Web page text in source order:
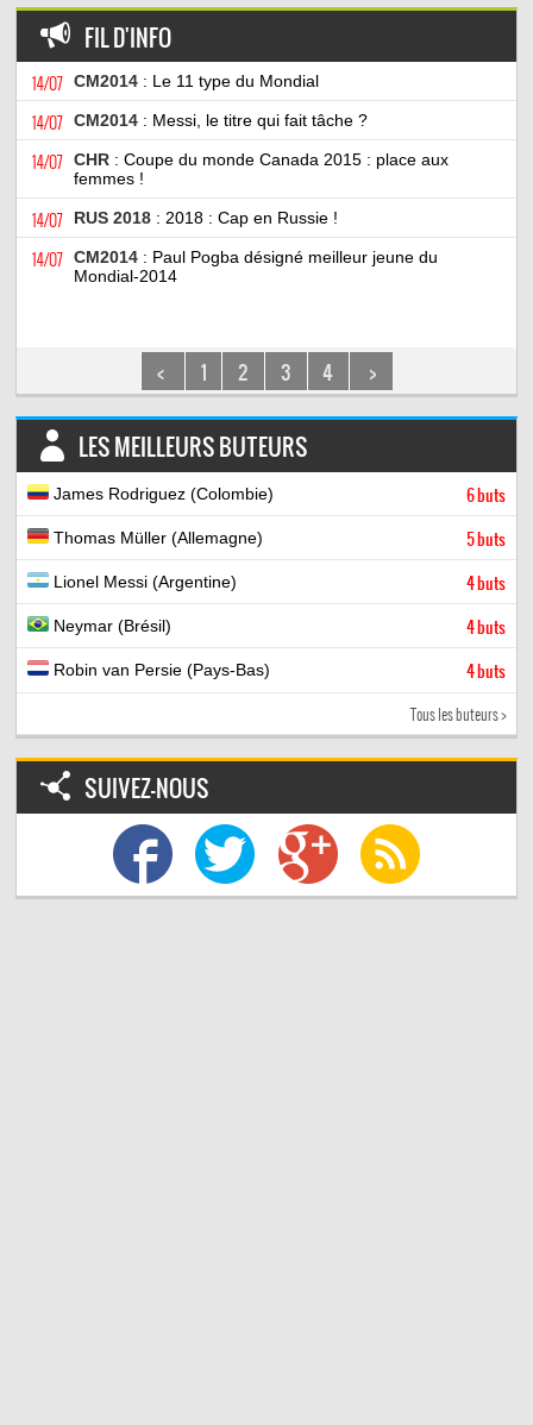
FIL D'INFO
14/07 CM2014 : Le 11 type du Mondial
14/07 CM2014 : Messi, le titre qui fait tâche ?
14/07 CHR : Coupe du monde Canada 2015 : place aux
femmes !
14/07 RUS 2018 : 2018 : Cap en Russie !
14/07 CM2014 : Paul Pogba désigné meilleur jeune du
Mondial-2014
< 1 2 3 4 >
LES MEILLEURS BUTEURS
James Rodriguez (Colombie) 6 buts
Thomas Müller (Allemagne) 5 buts
Lionel Messi (Argentine) 4 buts
Neymar (Brésil) 4 buts
Robin van Persie (Pays-Bas) 4 buts
Tous les buteurs >
SUIVEZ-NOUS